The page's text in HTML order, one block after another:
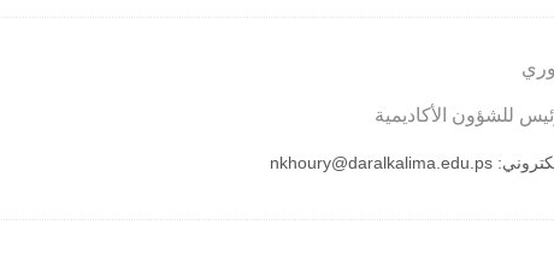
للشؤون الأكاديمية
nkhoury@daralkalima.edu.ps